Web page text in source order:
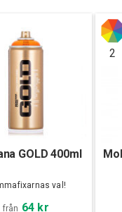
GOLD 400ml
val!
från 64 kr
2